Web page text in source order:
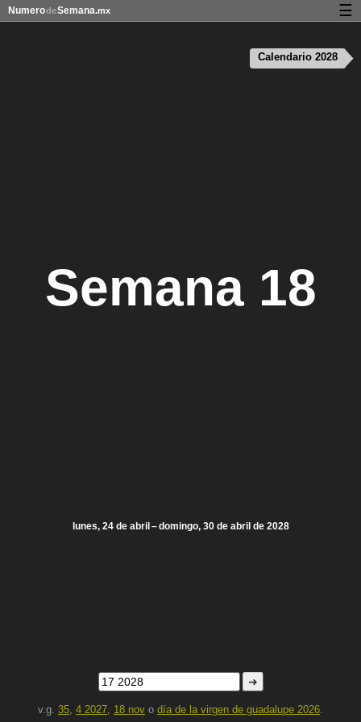
Semana 18
lunes, 24 de abril – domingo, 30 de abril de 2028
➜
v.g. 35, 4 2027, 18 nov o día de la virgen de guadalupe 2026.
Calendario 2028
NumerodeSemana.mx ☰